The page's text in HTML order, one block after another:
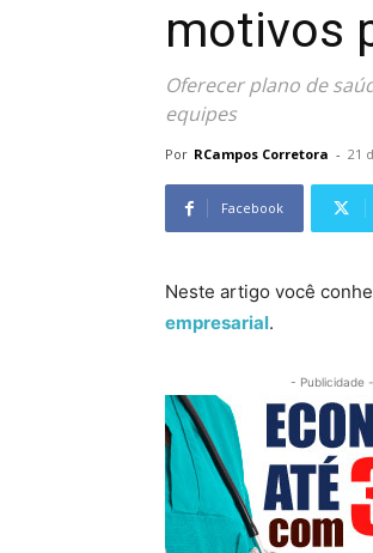
motivos
Oferecer plano de
equipes
Por RCampos Corretora - 21
Facebook
Neste artigo você
empresarial.
- Publicidade -